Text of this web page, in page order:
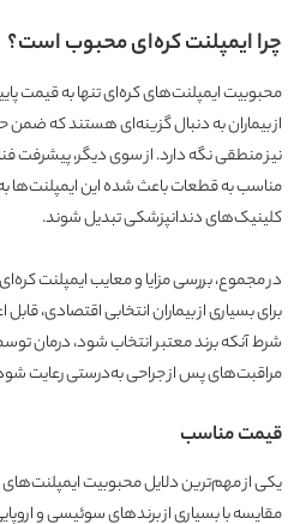
چرا ایمپلنت کره‌ای محبوب است؟
محبوبیت ایمپلنت‌های کره‌ای تنها به قیمت
از بیماران به دنبال گزینه‌ای هستند که ضمن
نیز منطقی نگه دارد. از سوی دیگر، پیشرفت
مناسب به قطعات باعث شده این ایمپلنت‌ها به
کلینیک‌های دندانپزشکی تبدیل شوند.
در مجموع، بررسی مزایا و معایب ایمپلنت
برای بسیاری از بیماران انتخابی اقتصادی،
شرط آنکه برند معتبر انتخاب شود، درمان
مراقبت‌های پس از جراحی به‌درستی رعایت
قیمت مناسب
یکی از مهم‌ترین دلایل محبوبیت
مقایسه با بسیاری از برندهای سوئیسی و